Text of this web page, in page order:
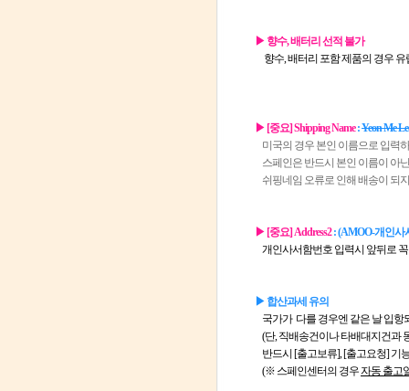
▶ 향수, 배터리 선적 불가
향수, 배터리 포함 제품의 경우
▶ [중요] Shipping Name:Yeon Me
미국의 경우 본인 이름으로 입력
스페인은 반드시 본인 이름이 아
쉬핑네임 오류로 인해 배송이 되
▶ [중요] Address2: (AMOO-개인사
개인사서함번호 입력시 앞뒤로 꼭
▶ 합산과세 유의
국가가 다를 경우엔 같은 날 입항
(단, 직배송건이나 타배대지건과
반드시 [출고보류], [출고요청] 기
(※ 스페인센터의 경우자동 출고